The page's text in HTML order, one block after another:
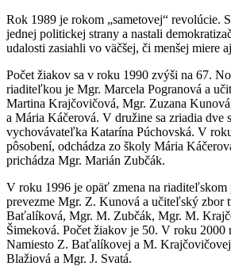
Rok 1989 je rokom „sametovej“ revolúcie.
jednej politickej strany a nastali
udalosti zasiahli vo väčšej, či menšej miere
Počet žiakov sa v roku 1990 zvýši na 67.
riaditeľkou je Mgr. Marcela Pogranová a
Martina Krajčovičová, Mgr. Zuzana
a Mária Káčerová. V družine sa zriadia dve
vychovávateľka Katarína Púchovská. V
pôsobení, odchádza zo školy Mária
prichádza Mgr. Marián Zubčák.
V roku 1996 je opäť zmena na riaditeľskom
prevezme Mgr. Z. Kunová a učiteľský zbor
Baťalíková, Mgr. M. Zubčák, Mgr. M.
Šimeková. Počet žiakov je 50. V roku 2000
Namiesto Z. Baťalíkovej a M.
Blažiová a Mgr. J. Svatá.